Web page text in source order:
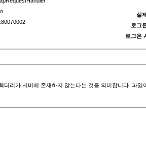
실
로그
로그온
터리가 서버에 존재하지 않는다는 것을 의미합니다. 파